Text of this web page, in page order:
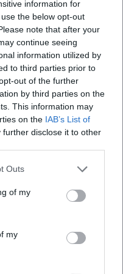
information for
the below opt-out
note that after your
continue seeing
information utilized by
to third parties prior to
out of the further
by third parties on the
This information may
on the IAB’s List of
further disclose it to other
Outs
of my
my
Ehrlichkeit,
Musik. Ihre Auftritte
Tiefe – ein Mix aus
Souveränität, der ihre
macht.
Charts, Repertoire
(1985), „Kleine Wunder“
definieren Nickis
wurde ein Meilenstein
den
Spätere Werke („I
Künstlerin, die
Phrasierung, klare
prägnanten Singles
und „I bin a bayrisches
die ihren Status über